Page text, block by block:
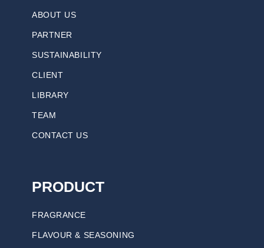
ABOUT US
PARTNER
SUSTAINABILITY
CLIENT
LIBRARY
TEAM
CONTACT US
PRODUCT
FRAGRANCE
FLAVOUR & SEASONING